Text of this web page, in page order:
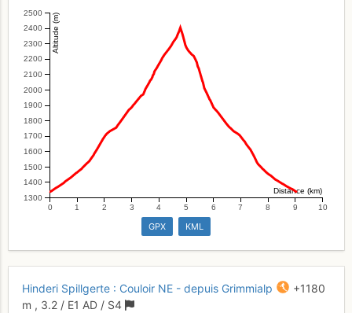
1300
1400
1500
1600
1700
1800
1900
2000
2100
2200
2300
2400
2500 Altitude (m)
0 1 2 3 4 5 6 7 8 9 10
Distance (km)
GPX KML
Hinderi Spillgerte : Couloir NE - depuis Grimmialp
+1180
m , 3.2 / E1 AD / S4